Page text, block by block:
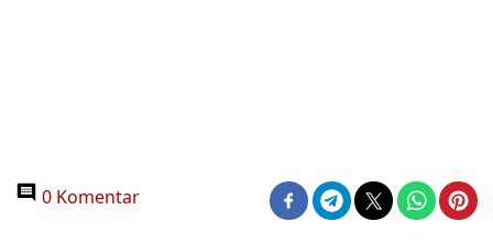
0 Komentar